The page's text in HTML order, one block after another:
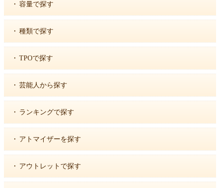
・ 容量で探す
・ 種類で探す
・ TPOで探す
・ 芸能人から探す
・ ランキングで探す
・ アトマイザーを探す
・ アウトレットで探す